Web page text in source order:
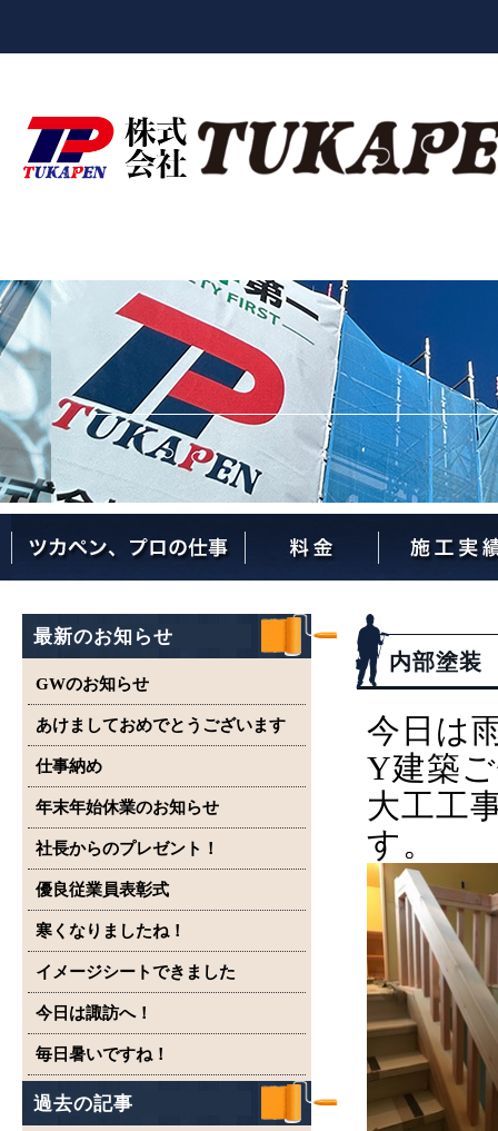
最新のお知らせ
GWのお知らせ
あけましておめでとうございます
仕事納め
年末年始休業のお知らせ
社長からのプレゼント！
優良従業員表彰式
寒くなりましたね！
イメージシートできました
今日は諏訪へ！
毎日暑いですね！
過去の記事
内部塗装
今日は
Y建築
大工工
す。